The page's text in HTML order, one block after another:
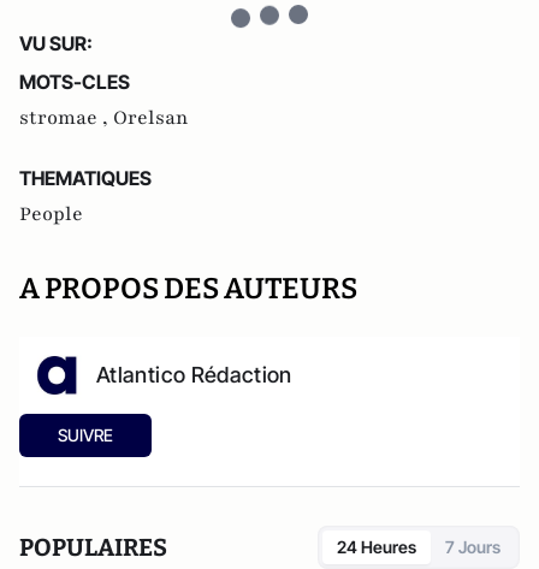
VU SUR:
MOTS-CLES
stromae , Orelsan
THEMATIQUES
People
A PROPOS DES AUTEURS
Atlantico Rédaction
SUIVRE
POPULAIRES 24 Heures 7 Jours